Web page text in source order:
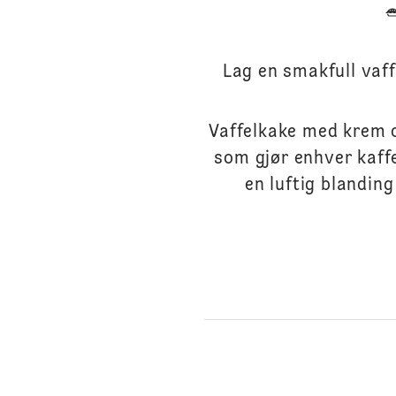
Lag en smakfull
Vaffelkake med
som gjør enhver
en luftig